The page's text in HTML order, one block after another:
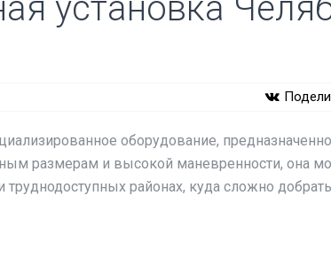
установка
оборудование,
размерам и высокой маневренности, она
районах, куда сложно